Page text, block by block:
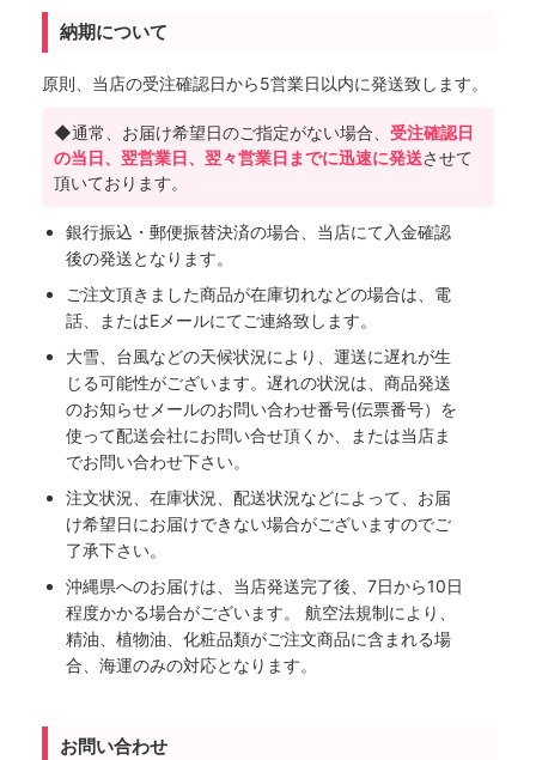
納期について
原則、当店の受注確認日から5営業日以内に発送致します。
◆通常、お届け希望日のご指定がない場合、 受注確認日
の当日、翌営業日、翌々営業日までに迅速に発送させて
頂いております。
銀行振込・郵便振替決済の場合、当店にて入金確認
後の発送となります。
ご注文頂きました商品が在庫切れなどの場合は、電
話、またはEメールにてご連絡致します。
大雪、台風などの天候状況により、運送に遅れが生
じる可能性がございます。遅れの状況は、商品発送
のお知らせメールのお問い合わせ番号(伝票番号）を
使って配送会社にお問い合せ頂くか、または当店ま
でお問い合わせ下さい。
注文状況、在庫状況、配送状況などによって、お届
け希望日にお届けできない場合がございますのでご
了承下さい。
沖縄県へのお届けは、当店発送完了後、7日から10日
程度かかる場合がございます。 航空法規制により、
精油、植物油、化粧品類がご注文商品に含まれる場
合、海運のみの対応となります。
お問い合わせ